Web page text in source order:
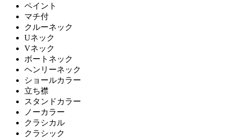
ペイント
マチ付
クルーネック
Uネック
Vネック
ボートネック
ヘンリーネック
ショールカラー
立ち襟
スタンドカラー
ノーカラー
クラシカル
クラシック